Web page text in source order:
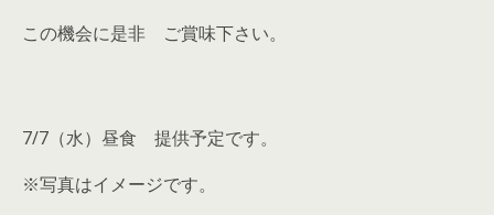
この機会に是非 ご賞味下さい。
7/7（水）昼食 提供予定です。
※写真はイメージです。